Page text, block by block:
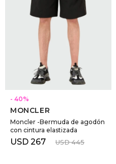
SELECCIONAR TALLE
40
MONCLER
Moncler -Bermuda de agodón
con cintura elastizada
USD 267 USD 445